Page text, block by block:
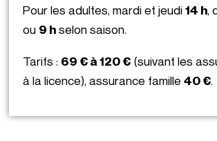
Pour les adultes, mardi et jeudi14 h,
ou 9 hselon saison.
Tarifs : 69 € à 120 € (suivant les
à la licence), assurance famille40 €.